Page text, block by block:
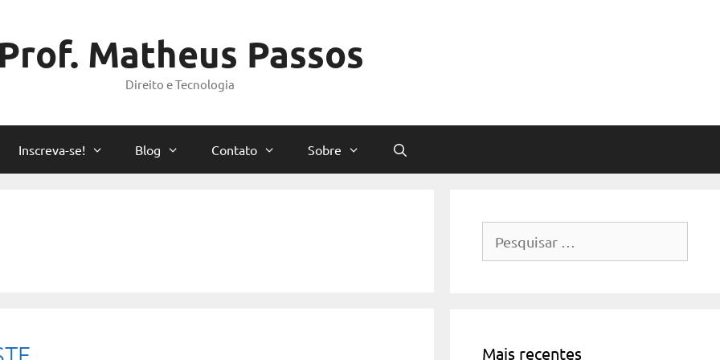
Prof. Matheus Passos
Direito e Tecnologia
Inscreva-se! Blog Contato Sobre
por:
Mais recentes